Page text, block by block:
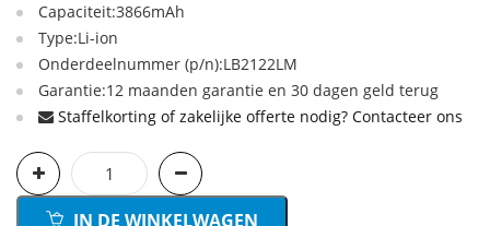
Capaciteit:3866mAh
Type:Li-ion
Onderdeelnummer (p/n):LB2122LM
Garantie:12 maanden garantie en 30 dagen geld terug
Staffelkorting of zakelijke offerte nodig? Contacteer ons
IN DE WINKELWAGEN